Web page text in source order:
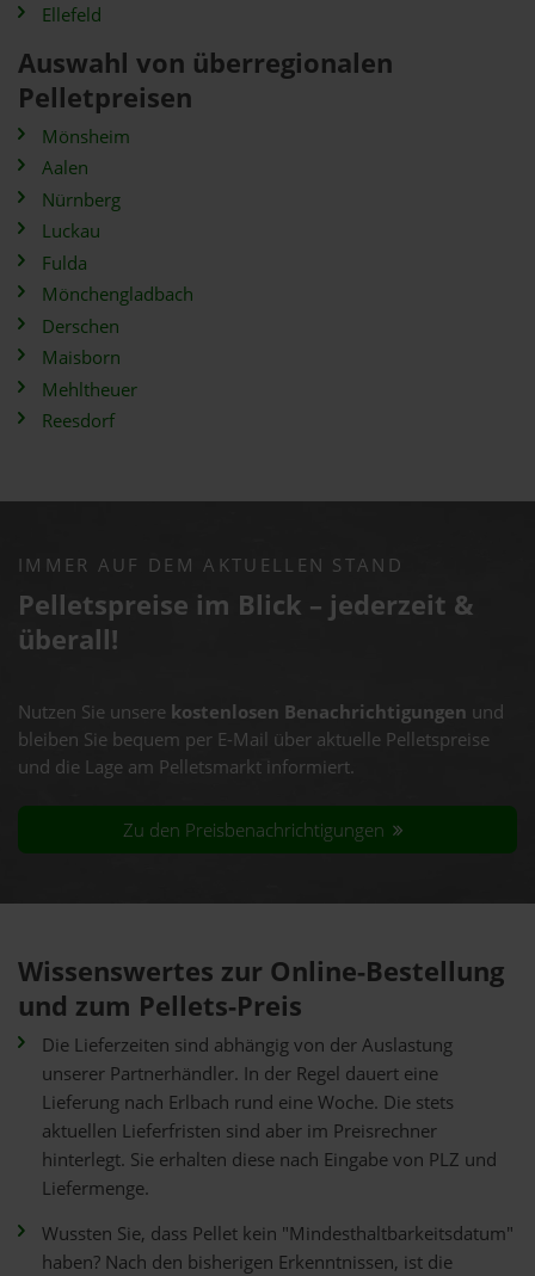
Ellefeld
Auswahl von überregionalen
Pelletpreisen
Mönsheim
Aalen
Nürnberg
Luckau
Fulda
Mönchengladbach
Derschen
Maisborn
Mehltheuer
Reesdorf
IMMER AUF DEM AKTUELLEN STAND
Pelletspreise im Blick – jederzeit &
überall!
Nutzen Sie unsere kostenlosen Benachrichtigungen und
bleiben Sie bequem per E-Mail über aktuelle Pelletspreise
und die Lage am Pelletsmarkt informiert.
Zu den Preisbenachrichtigungen
Wissenswertes zur Online-Bestellung
und zum Pellets-Preis
Die Lieferzeiten sind abhängig von der Auslastung
unserer Partnerhändler. In der Regel dauert eine
Lieferung nach Erlbach rund eine Woche. Die stets
aktuellen Lieferfristen sind aber im Preisrechner
hinterlegt. Sie erhalten diese nach Eingabe von PLZ und
Liefermenge.
Wussten Sie, dass Pellet kein "Mindesthaltbarkeitsdatum"
haben? Nach den bisherigen Erkenntnissen, ist die